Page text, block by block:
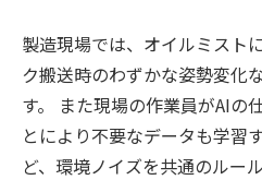
製造現場では、オイルミスト
ク搬送時のわずかな姿勢変化
す。 また現場の作業員がAIの
とにより不要なデータも学習
ど、環境ノイズを共通のルー